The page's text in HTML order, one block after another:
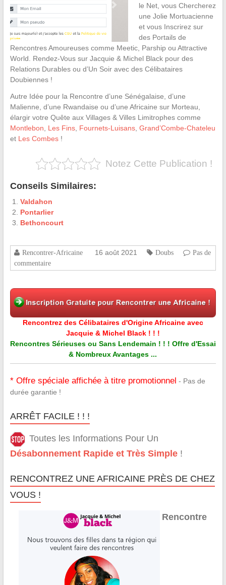
le Net, vous Chercherez
une Jolie Mortuacienne
et vous Inscrirez sur
des Portails de
Rencontres Amoureuses comme Meetic, Parship ou Attractive
World. Rendez-Vous sur Jacquie & Michel Black pour des
Relations Durables ou d’Un Soir avec des Célibataires
Doubiennes !
Autre Idée pour la Rencontre d’une Sénégalaise, d’une
Malienne, d’une Rwandaise ou d’une Africaine sur Morteau,
élargir votre Quête aux Villages & Villes Limitrophes comme
Montlebon
Les Fins, Fournets-Luisans, Grand’Combe-Chateleu
et Les Combes!
Notez Cette Publication !
Conseils Similaires:
Valdahon
Pontarlier
Bethoncourt
Rencontrer-Africaine 16 août 2021 Doubs
Pas de
commentaire
Rencontrez des Célibataires d'Origine Africaine avec
Jacquie & Michel Black ! ! !
Rencontres Sérieuses ou Sans Lendemain ! ! ! Offre d'Essai
& Nombreux Avantages ...
* Offre spéciale affichée à titre promotionnel - Pas de
durée garantie !
ARRÊT FACILE ! ! !
Toutes les Informations Pour Un
Désabonnement Rapide et Très Simple!
RENCONTREZ UNE AFRICAINE PRÈS DE CHEZ
VOUS !
Rencontre